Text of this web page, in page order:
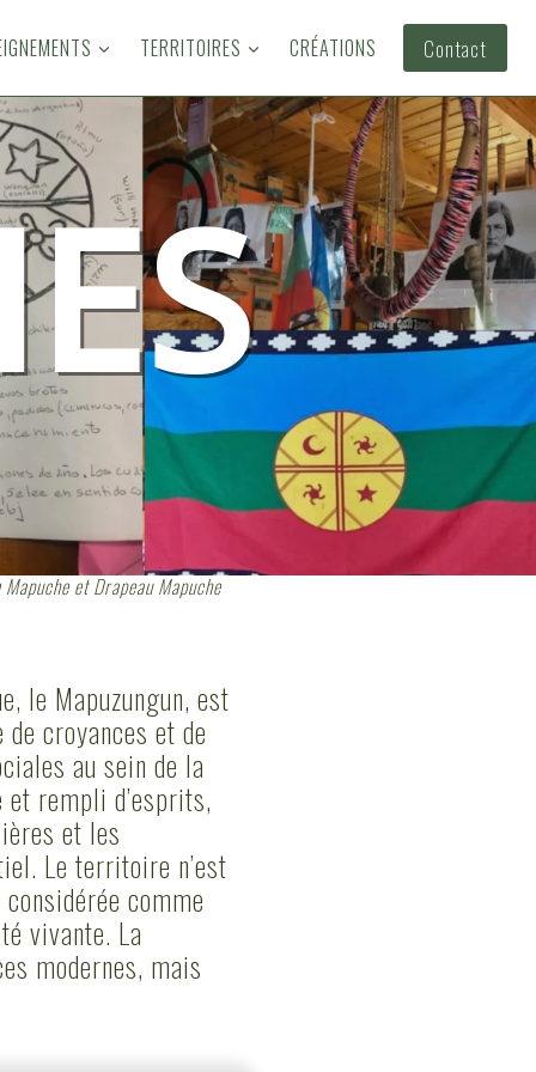
TERRITOIRES CRÉATIONS Contact
et Drapeau Mapuche
le Mapuzungun, est
croyances et de
au sein de la
rempli d’esprits,
et les
Le territoire n’est
comme
vivante. La
modernes, mais